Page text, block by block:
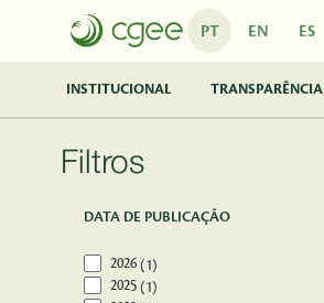
Pular para o Conteúdo principal
PT EN ES
INSTITUCIONAL TRANSPARÊNCIA
Filtros
DATA DE PUBLICAÇÃO
2026 (1)
2025 (1)